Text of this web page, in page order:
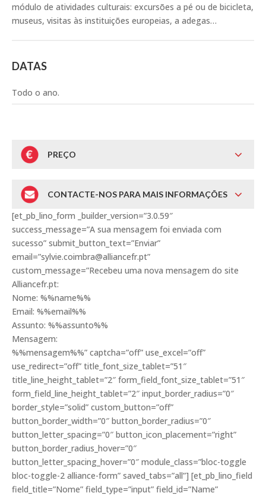
módulo de atividades culturais: excursões a pé ou de bicicleta,
museus, visitas às instituições europeias, a adegas…
DATAS
Todo o ano.
PREÇO
CONTACTE-NOS PARA MAIS INFORMAÇÕES
[et_pb_lino_form _builder_version=”3.0.59″
success_message=”A sua mensagem foi enviada com
sucesso” submit_button_text=”Enviar”
email=”sylvie.coimbra@alliancefr.pt”
custom_message=”Recebeu uma nova mensagem do site
Alliancefr.pt:
Nome: %%name%%
Email: %%email%%
Assunto: %%assunto%%
Mensagem:
%%mensagem%%” captcha=”off” use_excel=”off”
use_redirect=”off” title_font_size_tablet=”51″
title_line_height_tablet=”2″ form_field_font_size_tablet=”51″
form_field_line_height_tablet=”2″ input_border_radius=”0″
border_style=”solid” custom_button=”off”
button_border_width=”0″ button_border_radius=”0″
button_letter_spacing=”0″ button_icon_placement=”right”
button_border_radius_hover=”0″
button_letter_spacing_hover=”0″ module_class=”bloc-toggle
bloc-toggle-2 alliance-form” saved_tabs=”all”] [et_pb_lino_field
field_title=”Nome” field_type=”input” field_id=”Name”